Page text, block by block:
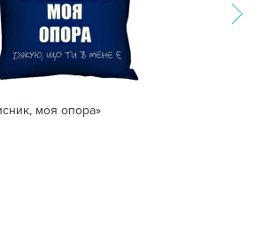
моя опора»